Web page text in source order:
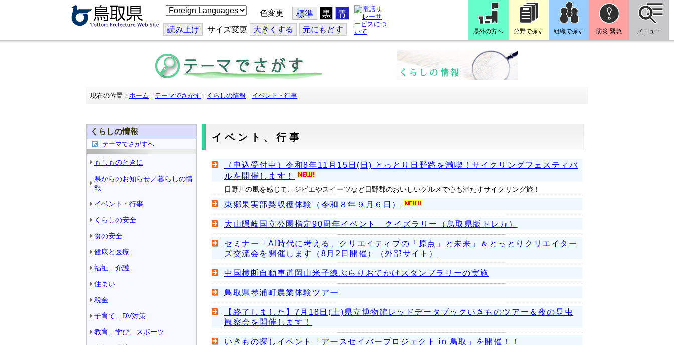
こ
の
ジ
を
訳
す
る
色変更 標準 黒 青
読み上げ サイズ変更 大きくする 元にもどす 県外の方へ 分野で探す 組織で探す 防災 緊急 メニュー
現在の位置： ホーム テーマでさがす くらしの情報 イベント・行事
くらしの情報
テーマでさがすへ
もしものときに
県からのお知らせ／暮らしの情
報
イベント・行事
くらしの安全
食の安全
健康と医療
福祉、介護
住まい
税金
子育て、DV対策
教育、学び、スポーツ
イベント、行事
（申込受付中）令和8年11月15日(日) とっとり日野路を満喫！サイクリングフェスティバ
ルを開催します！
日野川の風を感じて、ジビエやスイーツなど日野郡のおいしいグルメで心も満たすサイクリング旅！
東郷果実部梨収穫体験（令和８年９月６日）
大山隠岐国立公園指定90周年イベント クイズラリー（鳥取県版トレカ）
セミナー「AI時代に考える、クリエイティブの「原点」と未来」＆とっとりクリエイター
ズ交流会を開催します（8月2日開催）（外部サイト）
中国横断自動車道岡山米子線ぶらりおでかけスタンプラリーの実施
鳥取県琴浦町農業体験ツアー
【終了しました】7月18日(土)県立博物館レッドデータブックいきものツアー＆夜の昆虫
観察会を開催します！
いきもの探しイベント「アースセイバープロジェクト in 鳥取」を開催！！